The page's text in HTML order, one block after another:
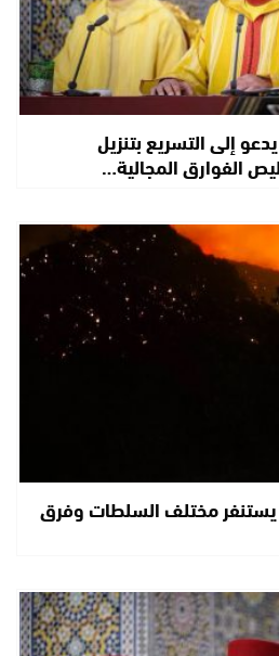
إلى التسريع بتنزيل
الفوارق المجالية…
يستنفر مختلف السلطات وفرق